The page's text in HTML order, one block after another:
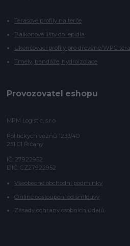
Terasové profily na terče
Balkonové lišty do lepidla
Ukončovací profily pro dřevěné/WPC
Tmely, bandáže, hydroizolace
Provozovatel eshopu
MPM Logistic, s.r.o
Politických vězňů 1233/40
251 01 Říčany
IČ: 27922952
DIČ: CZ27922952
Všeobecné obchodní podmínky
Online odstoupení od smlouvy
Zásady ochrany osobních údajů